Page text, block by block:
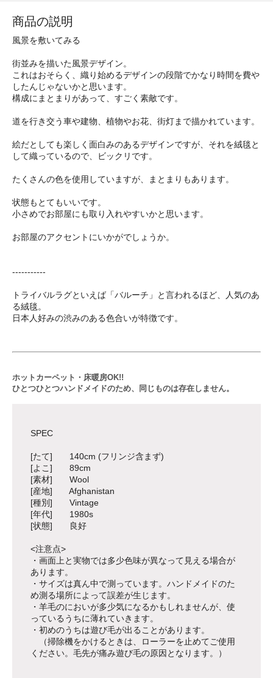
商品の説明
風景を敷いてみる
街並みを描いた風景デザイン。
これはおそらく、織り始めるデザインの段階でかなり時間を費や
したんじゃないかと思います。
構成にまとまりがあって、すごく素敵です。
道を行き交う車や建物、植物やお花、街灯まで描かれています。
絵だとしても楽しく面白みのあるデザインですが、それを絨毯と
して織っているので、ビックリです。
たくさんの色を使用していますが、まとまりもあります。
状態もとてもいいです。
小さめでお部屋にも取り入れやすいかと思います。
お部屋のアクセントにいかがでしょうか。
-----------
トライバルラグといえば「バルーチ」と言われるほど、人気のあ
る絨毯。
日本人好みの渋みのある色合いが特徴です。
ホットカーペット・床暖房OK!!
ひとつひとつハンドメイドのため、同じものは存在しません。
SPEC
[たて] 140cm (フリンジ含まず)
[よこ] 89cm
[素材] Wool
[産地] Afghanistan
[種別] Vintage
[年代] 1980s
[状態] 良好
<注意点>
・画面上と実物では多少色味が異なって見える場合が
あります。
・サイズは真ん中で測っています。ハンドメイドのた
め測る場所によって誤差が生じます。
・羊毛のにおいが多少気になるかもしれませんが、使
っているうちに薄れていきます。
・初めのうちは遊び毛が出ることがあります。
（掃除機をかけるときは、ローラーを止めてご使用
ください。毛先が痛み遊び毛の原因となります。）